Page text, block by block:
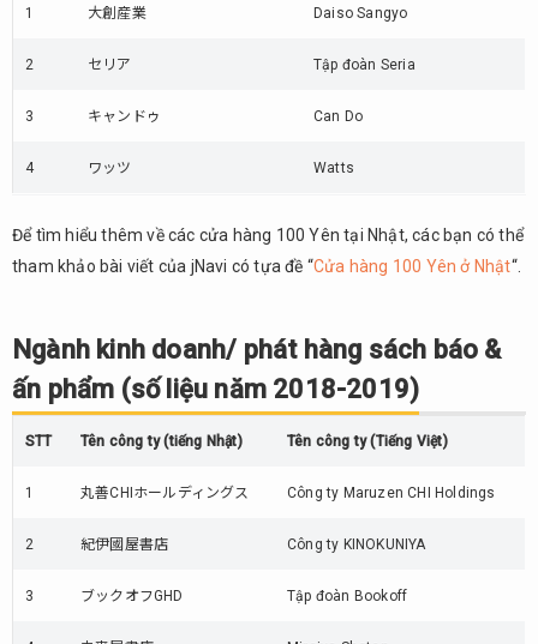
1 大創産業 Daiso Sangyo
2 セリア Tập đoàn Seria
3 キャンドゥ Can Do
4 ワッツ Watts
Để tìm hiểu thêm về các cửa hàng 100 Yên tại Nhật, các bạn có thể
tham khảo bài viết của jNavi có tựa đề “Cửa hàng 100 Yên ở Nhật“.
Ngành kinh doanh/ phát hàng sách báo &
ấn phẩm (số liệu năm 2018-2019)
STT Tên công ty (tiếng Nhật) Tên công ty (Tiếng Việt)
1 丸善CHIホールディングス Công ty Maruzen CHI Holdings
2 紀伊國屋書店 Công ty KINOKUNIYA
3 ブックオフGHD Tập đoàn Bookoff